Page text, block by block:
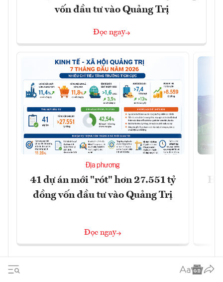
vốn đầu tư vào Quảng Trị
Đọc ngay
Địa phương
41 dự án mới "rót" hơn 27.551 tỷ
đồng vốn đầu tư vào Quảng Trị
Đọc ngay
Hà